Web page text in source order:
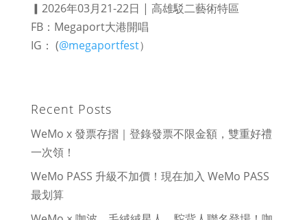
▎2026年03月21-22日 | 高雄駁二藝術特區
FB：Megaport大港開唱
IG： (@megaportfest）
Recent Posts
WeMo x 發票存摺｜登錄發票不限金額，雙重好禮
一次領！
WeMo PASS 升級不加價！現在加入 WeMo PASS
最划算